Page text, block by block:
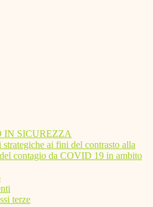
IN SICUREZZA
ai fini del contrasto alla
contagio da COVID 19 in ambito
terze